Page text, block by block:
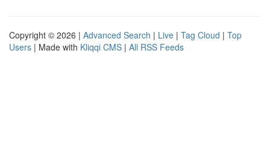
Copyright © 2026 | Advanced Search | Live | Tag Cloud | Top
Users | Made with Kliqqi CMS | All RSS Feeds